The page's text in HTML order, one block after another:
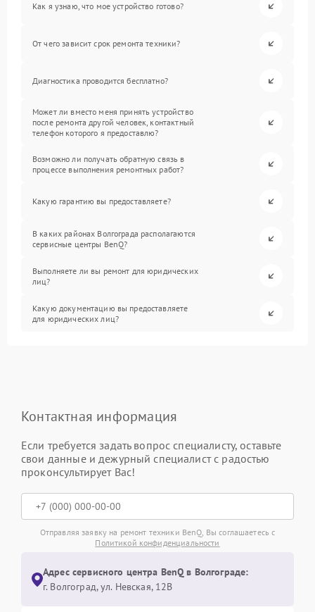
Как я узнаю, что мое устройство готово?
От чего зависит срок ремонта техники?
Диагностика проводится бесплатно?
Может ли вместо меня принять устройство
после ремонта другой человек, контактный
телефон которого я предоставлю?
Возможно ли получать обратную связь в
процессе выполнения ремонтных работ?
Какую гарантию вы предоставляете?
В каких районах Волгограда располагаются
сервисные центры BenQ?
Выполняете ли вы ремонт для юридических
лиц?
Какую документацию вы предоставляете
для юридических лиц?
Контактная информация
Если требуется задать вопрос специалисту, оставьте
свои данные и дежурный специалист с радостью
проконсультирует Вас!
Отправляя заявку на ремонт техники BenQ, Вы соглашаетесь с
Политикой конфиденциальности
Адрес сервисного центра BenQ в Волгограде:
г. Волгоград, ул. Невская, 12В